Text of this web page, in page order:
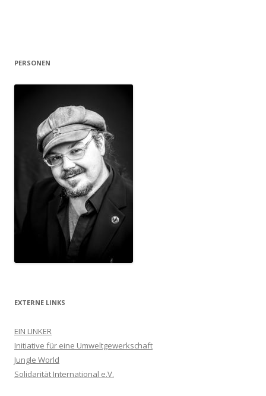
PERSONEN
EXTERNE LINKS
EIN LINKER
Initiative für eine Umweltgewerkschaft
Jungle World
Solidarität International e.V.